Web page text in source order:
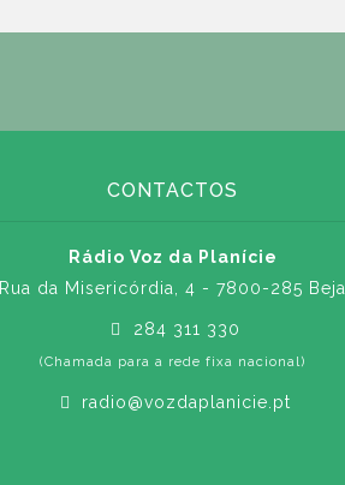
CONTACTOS
Rádio Voz da Planície
Rua da Misericórdia, 4 - 7800-285 Beja
284 311 330
(Chamada para a rede fixa nacional)
radio@vozdaplanicie.pt